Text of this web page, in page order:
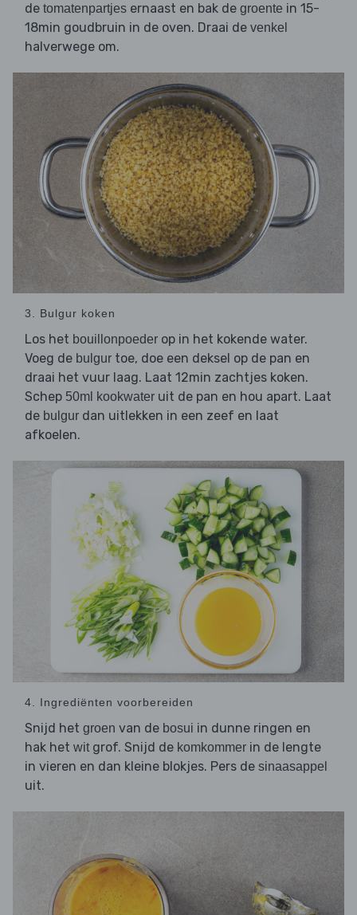
de tomatenpartjes ernaast en bak de groente in 15-
18min goudbruin in de oven. Draai de venkel
halverwege om.
3. Bulgur koken
Los het bouillonpoeder op in het kokende water.
Voeg de bulgur toe, doe een deksel op de pan en
draai het vuur laag. Laat 12min zachtjes koken.
Schep 50ml kookwater uit de pan en hou apart. Laat
de bulgur dan uitlekken in een zeef en laat
afkoelen.
4. Ingrediënten voorbereiden
Snijd het groen van de bosui in dunne ringen en
hak het wit grof. Snijd de komkommer in de lengte
in vieren en dan kleine blokjes. Pers de sinaasappel
uit.